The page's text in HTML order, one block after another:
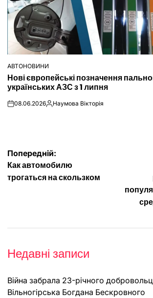
ОПУБЛІКУВАТИ
У
АВТОНОВИНИ
Нові європейські позначення
українських АЗС з 1 липня
on08.06.2026Опубліковано
Наумова Вікторія
Навігація
записів
Попередній:
Как автомобилю
трогаться на скользком
Недавні записи
Війна забрала 23-річного
Вільногірська Богдана Бескровного